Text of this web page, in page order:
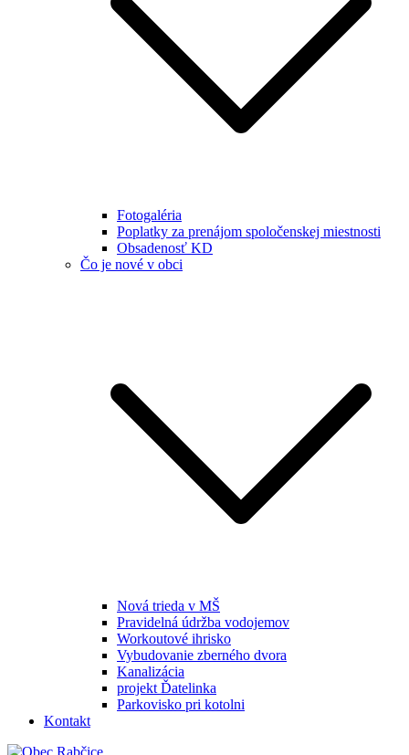
Fotogaléria
Poplatky za prenájom spoločenskej miestnosti
Obsadenosť KD
Čo je nové v obci
Nová trieda v MŠ
Pravidelná údržba vodojemov
Workoutové ihrisko
Vybudovanie zberného dvora
Kanalizácia
projekt Ďatelinka
Parkovisko pri kotolni
Kontakt